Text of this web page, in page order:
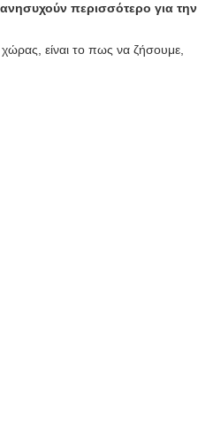
περισσότερο για την
είναι το πως να ζήσουμε,